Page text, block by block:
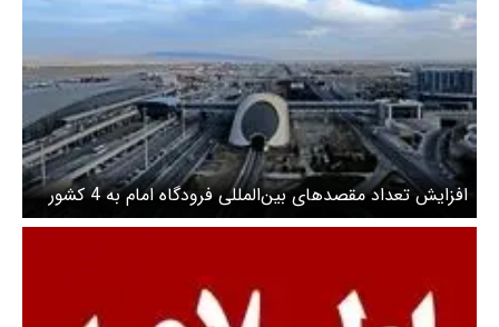
افزایش تعداد مقصدهای بین‌المللی فرودگاه امام به 4 کشور